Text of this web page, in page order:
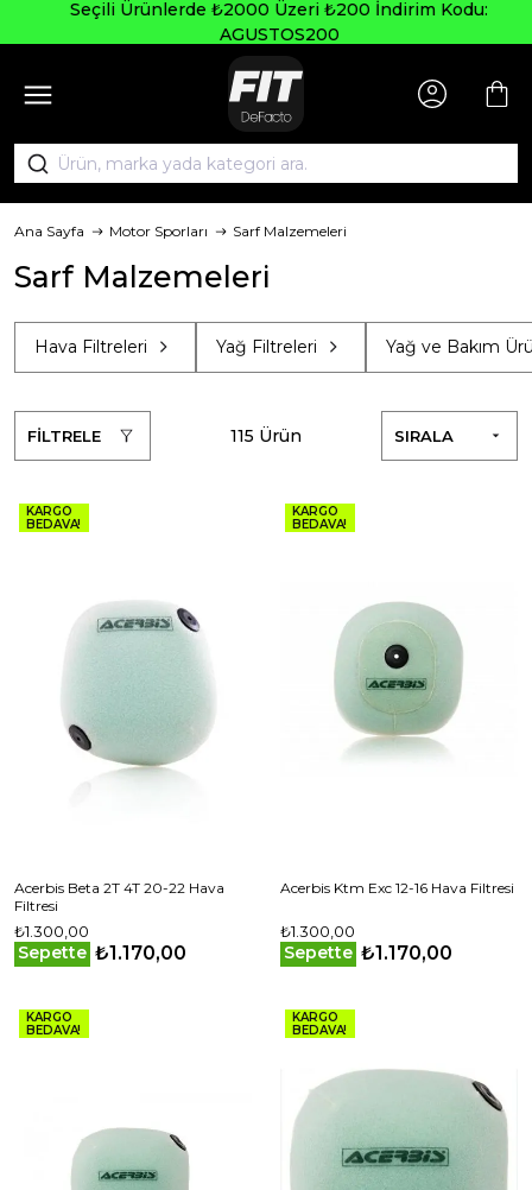
Seçili Ürünlerde ₺2000 Üzeri ₺200 İndirim Kodu:
AGUSTOS200
Ana Sayfa Motor Sporları Sarf Malzemeleri
Sarf Malzemeleri
Hava Filtreleri Yağ Filtreleri Yağ ve Bakım
FİLTRELE SIRALA
115 Ürün
KARGO
BEDAVA!
Acerbis Beta 2T 4T 20-22 Hava
Filtresi
₺1.300,00
Sepette ₺1.170,00
KARGO
BEDAVA!
Acerbis Ktm Exc 12-16 Hava Filtresi
₺1.300,00
Sepette ₺1.170,00
KARGO
BEDAVA!
KARGO
BEDAVA!